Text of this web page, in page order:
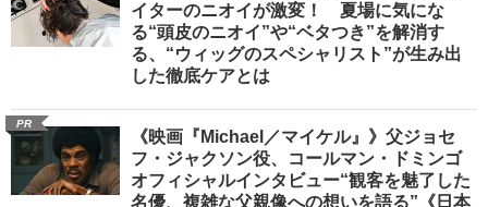
イターのニオイが激変！ 夏場に気にな
る“頭皮のニオイ”や“ベタつき”を解消す
る、“ウィッグのスペシャリスト”が生み出
した徹底ケアとは
PR
《映画『Michael／マイケル』》父ジョセ
フ・ジャクソン役、コールマン・ドミンゴ
オフィシャルインタビュー“観客を魅了した
名優、複雑な父親像への想いを語る”《日本